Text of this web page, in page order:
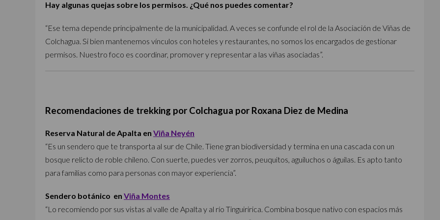
Hay algunas quejas sobre los permisos. ¿Qué nos puedes comentar?
“Ese tema depende principalmente de la municipalidad. A veces se confunde el rol de la Asociación de Viñas de
Colchagua. Si bien mantenemos vínculos con hoteles y restaurantes, no somos los encargados de gestionar
permisos. Nuestro foco es coordinar, promover y representar a las viñas asociadas”.
Recomendaciones de trekking por Colchagua por Roxana Diez de Medina
Reserva Natural de Apalta en Viña Neyén
“Es un sendero que te transporta al sur de Chile. Tiene gran biodiversidad y termina en una cascada con un
bosque relicto de roble chileno. Con suerte, puedes ver zorros, peuquitos, aguiluchos o águilas. Es apto tanto
para familias como para personas con mayor experiencia”.
Sendero botánico en Viña Montes
“Lo recomiendo por sus vistas al valle de Apalta y al río Tinguiririca. Combina bosque nativo con espacios más